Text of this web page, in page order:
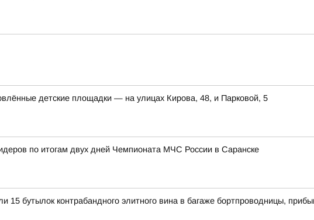
детские площадки — на улицах Кирова, 48, и Парковой, 5
по итогам двух дней Чемпионата МЧС России в Саранске
15 бутылок контрабандного элитного вина в багаже бортпроводницы,